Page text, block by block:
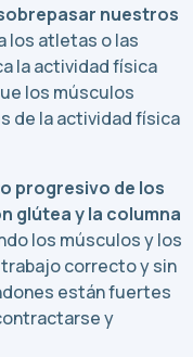
nuestros
los atletas o las
la actividad física
los músculos
de la actividad física
progresivo de los
glútea y la columna
los músculos y los
correcto y sin
están fuertes
y